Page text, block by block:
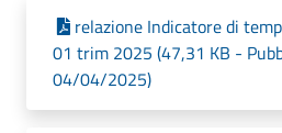
relazione Indicatore di
01 trim 2025 (47,31 KB -
04/04/2025)